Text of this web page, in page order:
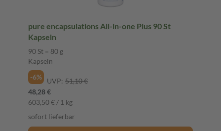
pure encapsulations All-in-one Plus 90 St
Kapseln
90 St = 80 g
Kapseln
-6%
UVP: 51,10 €
48,28 €
603,50 € / 1 kg
sofort lieferbar